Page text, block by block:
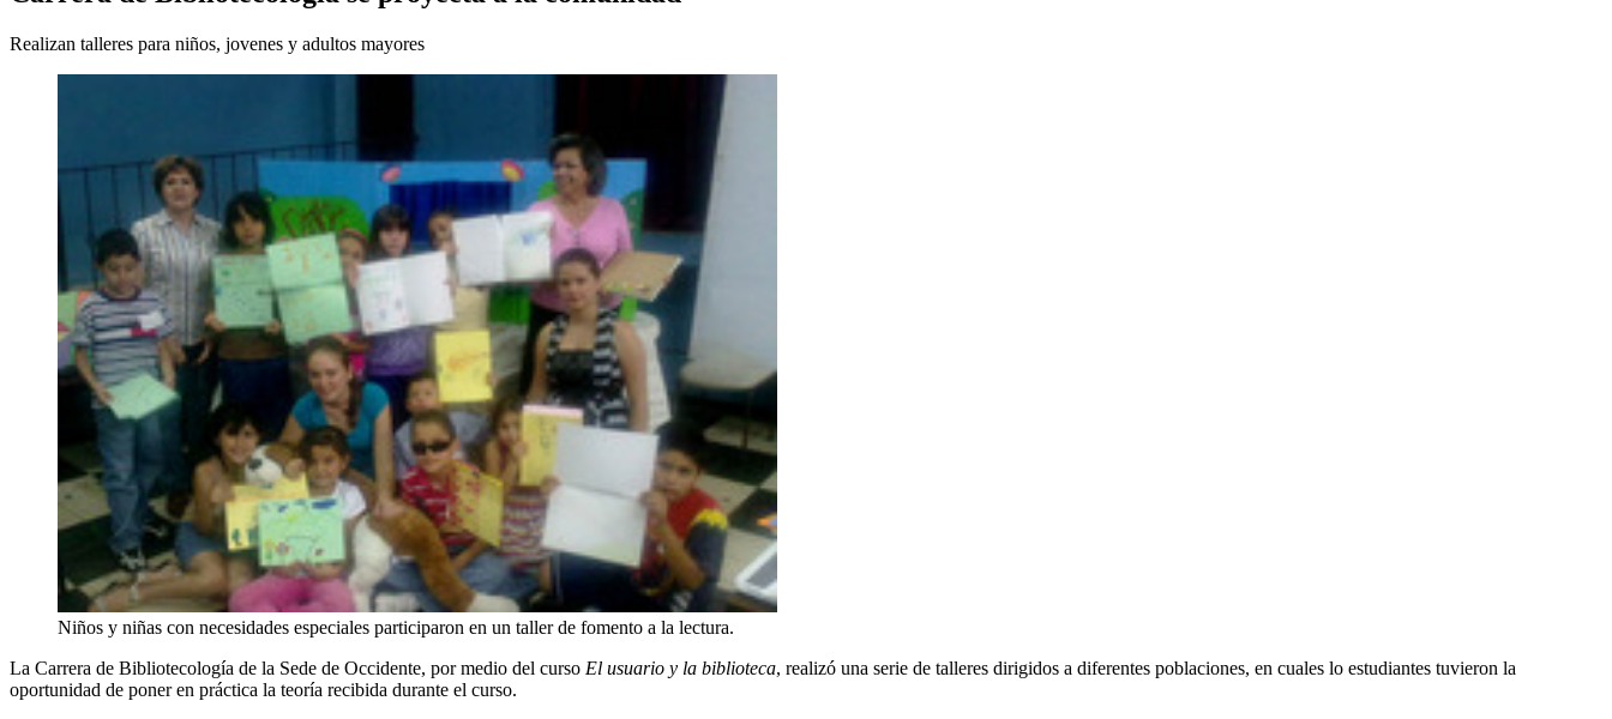
Realizan talleres para niños, jovenes y adultos mayores
Niños y niñas con necesidades especiales participaron en un taller de fomento a la lectura.
La Carrera de Bibliotecología de la Sede de Occidente, por medio del curso El usuario y la biblioteca, realizó una serie de talleres dirigidos a diferentes poblaciones, en cuales lo estudiantes tuvieron la
oportunidad de poner en práctica la teoría recibida durante el curso.